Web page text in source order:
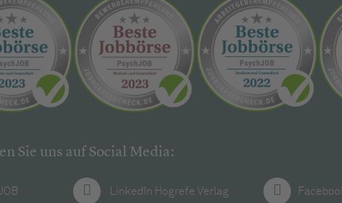
Sie uns auf Social Media:
LinkedIn Hogrefe Verlag